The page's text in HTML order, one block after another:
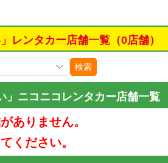
レンタカー店舗一覧（0店舗）
検索
」ニコニコレンタカー店舗一覧
ありません。
ください。